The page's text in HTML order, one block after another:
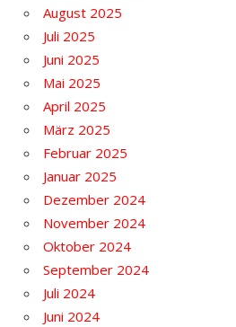
August 2025
Juli 2025
Juni 2025
Mai 2025
April 2025
März 2025
Februar 2025
Januar 2025
Dezember 2024
November 2024
Oktober 2024
September 2024
Juli 2024
Juni 2024